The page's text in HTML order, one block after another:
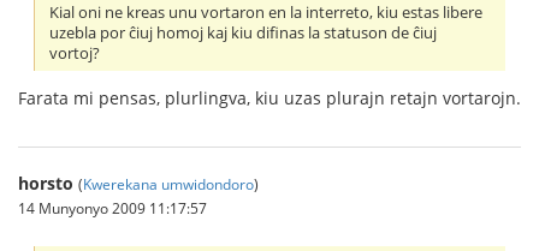
Kial oni ne kreas unu vortaron en la interreto, kiu estas libere
uzebla por ĉiuj homoj kaj kiu difinas la statuson de ĉiuj
vortoj?
Farata mi pensas, plurlingva, kiu uzas plurajn retajn vortarojn.
horsto (Kwerekana umwidondoro)
14 Munyonyo 2009 11:17:57